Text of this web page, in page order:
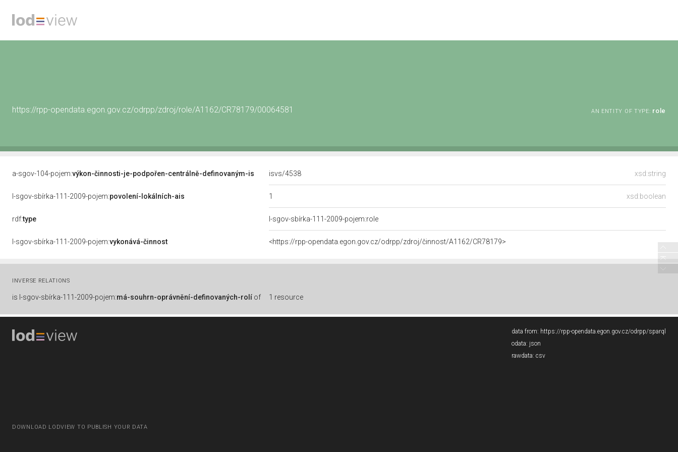
https://rpp-opendata.egon.gov.cz/odrpp/zdroj/role/A1162/CR78179/00064581 AN ENTITY OF TYPE: role
a-sgov-104-pojem:výkon-činnosti-je-podpořen-centrálně-definovaným-is xsd:string
isvs/4538
l-sgov-sbírka-111-2009-pojem:povolení-lokálních-ais xsd:boolean
1
rdf:type l-sgov-sbírka-111-2009-pojem:role
l-sgov-sbírka-111-2009-pojem:vykonává-činnost <https://rpp-opendata.egon.gov.cz/odrpp/zdroj/činnost/A1162/CR78179>
INVERSE RELATIONS
is l-sgov-sbírka-111-2009-pojem:má-souhrn-oprávnění-definovaných-rolí of 1 resource
DOWNLOAD LODVIEW TO PUBLISH YOUR DATA
data from: https://rpp-opendata.egon.gov.cz/odrpp/sparql
odata: json
rawdata: csv